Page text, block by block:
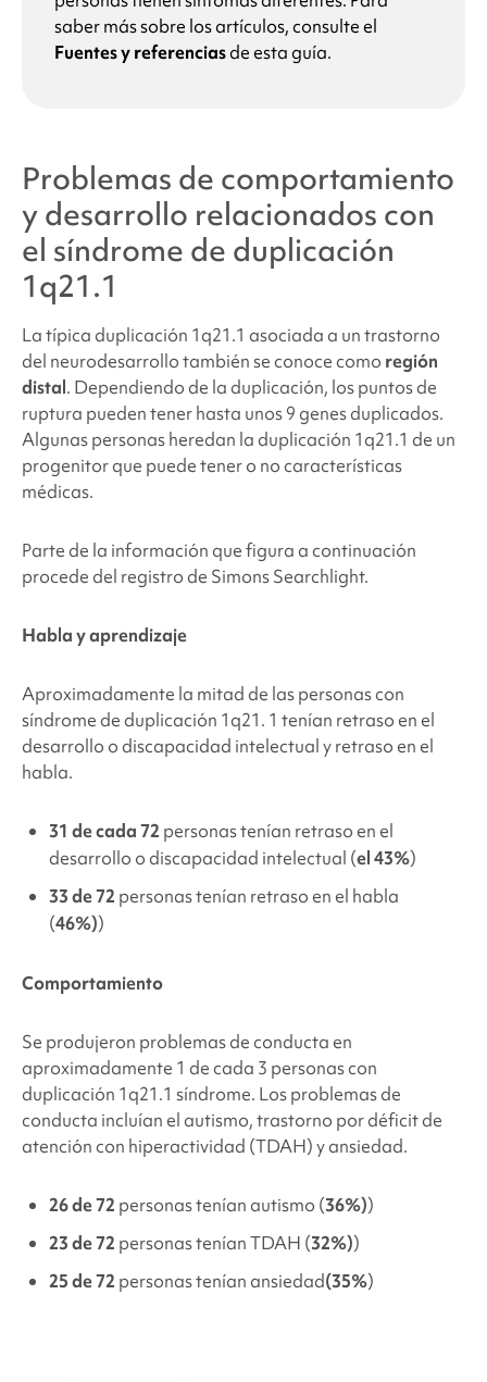
saber más sobre los artículos, consulte el
Fuentes y referenciasde esta guía.
Problemas de comportamiento
y desarrollo relacionados con
el síndrome de duplicación
1q21.1
La típica duplicación 1q21.1 asociada a un trastorno
del neurodesarrollo también se conoce como región
distal. Dependiendo de la duplicación, los puntos de
ruptura pueden tener hasta unos 9 genes duplicados.
Algunas personas heredan la duplicación 1q21.1 de un
progenitor que puede tener o no características
médicas.
Parte de la información que figura a continuación
procede del registro de Simons Searchlight.
Habla y aprendizaje
Aproximadamente la mitad de las personas con
síndrome de duplicación 1q21. 1 tenían retraso en el
desarrollo o discapacidad intelectual y retraso en el
habla.
31 de cada 72 personas tenían retraso en el
desarrollo o discapacidad intelectual (el 43%)
33 de 72 personas tenían retraso en el habla
(46%))
Comportamiento
Se produjeron problemas de conducta en
aproximadamente 1 de cada 3 personas con
duplicación 1q21.1 síndrome. Los problemas de
conducta incluían el autismo,trastorno por déficit de
atención con hiperactividad (TDAH) y ansiedad.
26 de 72 personas tenían autismo (36%))
23 de 72 personas teníanTDAH (32%))
25 de 72 personas tenían ansiedad(35%)